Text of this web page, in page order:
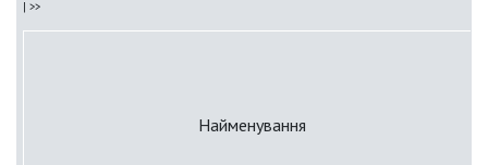
Найменування